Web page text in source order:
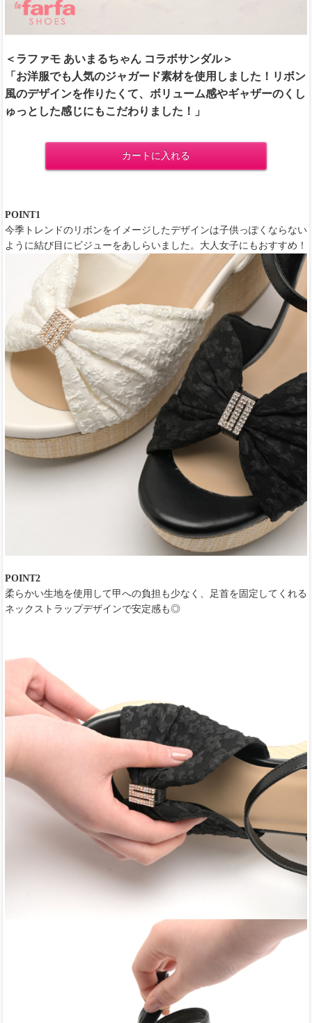
＜ラファモ あいまるちゃん コラボサンダル＞
「お洋服でも人気のジャガード素材を使用しました！リボン
風のデザインを作りたくて、ボリューム感やギャザーのくし
ゅっとした感じにもこだわりました！」
カートに入れる
POINT1
今季トレンドのリボンをイメージしたデザインは子供っぽくならない
ように結び目にビジューをあしらいました。大人女子にもおすすめ！
POINT2
柔らかい生地を使用して甲への負担も少なく、足首を固定してくれる
ネックストラップデザインで安定感も◎